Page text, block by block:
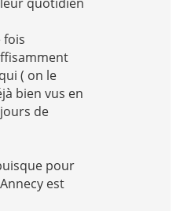
fois
( on le
bien vus en
de
pour
est